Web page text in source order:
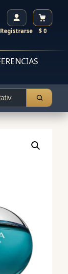
Registrarse $ 0